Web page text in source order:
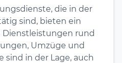
die in der
sind, bieten ein
rund
Umzüge und
sind in der Lage, auch